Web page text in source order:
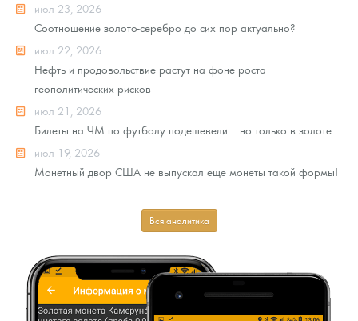
июл 23, 2026
Соотношение золото-серебро до сих пор актуально?
июл 22, 2026
Нефть и продовольствие растут на фоне роста
геополитических рисков
июл 21, 2026
Билеты на ЧМ по футболу подешевели… но только в золоте
июл 19, 2026
Монетный двор США не выпускал еще монеты такой формы!
Вся аналитика